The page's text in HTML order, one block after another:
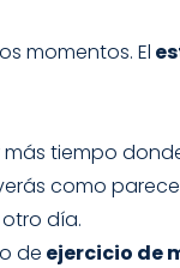
o g
m
momentos. El
tiempo
como
día.
de ejercicio de